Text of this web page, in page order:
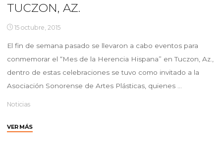
TUCZON, AZ.
15 octubre, 2015
El fin de semana pasado se llevaron a cabo eventos para
conmemorar el “Mes de la Herencia Hispana” en Tuczon, Az.,
dentro de estas celebraciones se tuvo como invitado a la
Asociación Sonorense de Artes Plásticas, quienes …
Noticias
VER MÁS"PINTORES